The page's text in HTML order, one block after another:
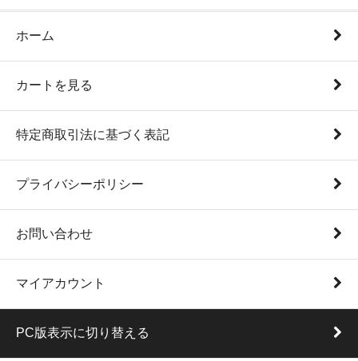
ホーム
カートを見る
特定商取引法に基づく表記
プライバシーポリシー
お問い合わせ
マイアカウント
PC版表示に切り替える